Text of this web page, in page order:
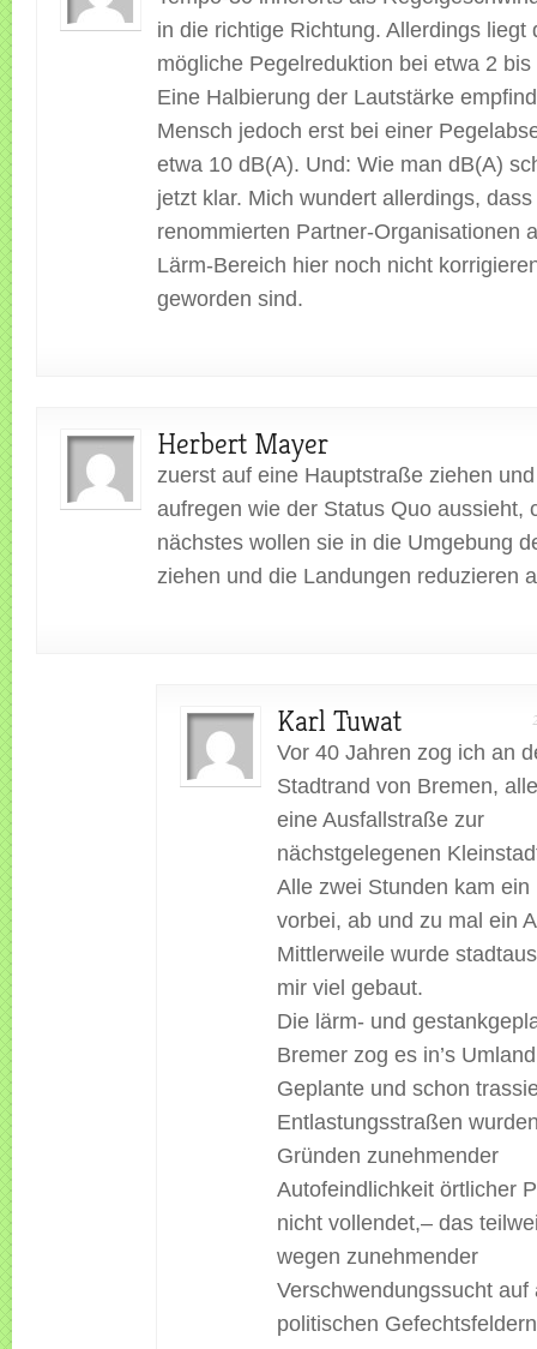
in die richtige Richtung. Allerdings liegt
mögliche Pegelreduktion bei etwa 2 bis
Eine Halbierung der Lautstärke
Mensch jedoch erst bei einer
etwa 10 dB(A). Und: Wie man dB(A)
jetzt klar. Mich wundert allerdings,
renommierten Partner-Organisationen
Lärm-Bereich hier noch nicht
geworden sind.
Herbert Mayer
zuerst auf eine Hauptstraße ziehen
aufregen wie der Status Quo aussieht,
nächstes wollen sie in die Umgebung
ziehen und die Landungen reduzieren
Karl Tuwat
Vor 40 Jahren zog ich an
Stadtrand von Bremen,
eine Ausfallstraße zur
nächstgelegenen
Alle zwei Stunden kam ein
vorbei, ab und zu mal ein
Mittlerweile wurde
mir viel gebaut.
Die lärm- und
Bremer zog es in’s
Geplante und schon
Entlastungsstraßen
Gründen zunehmender
Autofeindlichkeit örtlicher
nicht vollendet,– das
wegen zunehmender
Verschwendungssucht auf
politischen